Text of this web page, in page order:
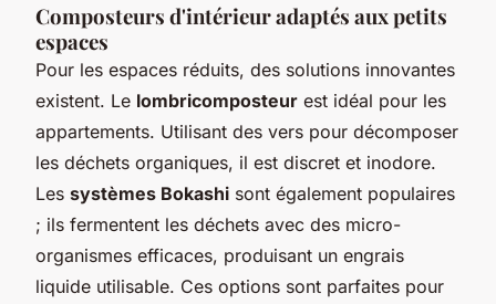
Composteurs d'intérieur adaptés aux petits
espaces
Pour les espaces réduits, des solutions innovantes
existent. Le lombricomposteur est idéal pour les
appartements. Utilisant des vers pour décomposer
les déchets organiques, il est discret et inodore.
Les systèmes Bokashi sont également populaires
; ils fermentent les déchets avec des micro-
organismes efficaces, produisant un engrais
liquide utilisable. Ces options sont parfaites pour